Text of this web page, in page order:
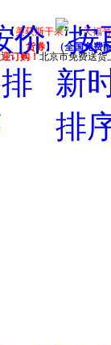
【美荻斯干果】【天福
货券】（全国免费
订购！北京市免费送货